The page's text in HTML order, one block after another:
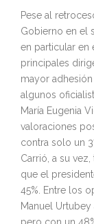
Pese al
Gobierno en el
en particular en
principales
mayor
algunos
María Eugenia
valoraciones
contra solo un
Carrió, a su vez,
que el
45%. Entre los
Manuel